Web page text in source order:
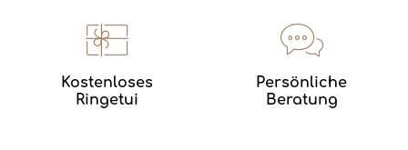
Kostenloses
Ringetui
Persönliche
Beratung